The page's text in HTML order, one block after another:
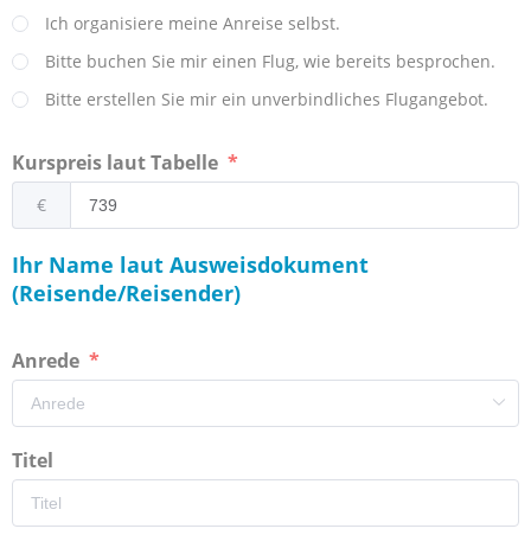
Ich organisiere meine Anreise selbst.
Bitte buchen Sie mir einen Flug, wie bereits besprochen.
Bitte erstellen Sie mir ein unverbindliches Flugangebot.
Kurspreis laut Tabelle
€
Ihr Name laut Ausweisdokument
(Reisende/Reisender)
Anrede
Titel